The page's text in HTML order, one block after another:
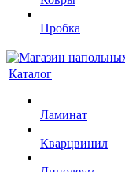
Пробка
Каталог
Ламинат
Кварцвинил